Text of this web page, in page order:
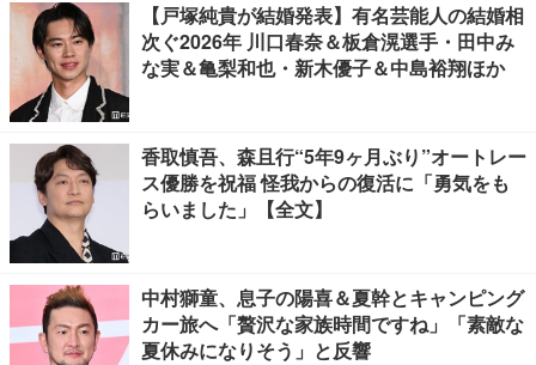
【戸塚純貴が結婚発表】有名芸能人の結婚相
次ぐ2026年 川口春奈＆板倉滉選手・田中み
な実＆亀梨和也・新木優子＆中島裕翔ほか
香取慎吾、森且行“5年9ヶ月ぶり”オートレー
ス優勝を祝福 怪我からの復活に「勇気をも
らいました」【全文】
中村獅童、息子の陽喜＆夏幹とキャンピング
カー旅へ「贅沢な家族時間ですね」「素敵な
夏休みになりそう」と反響